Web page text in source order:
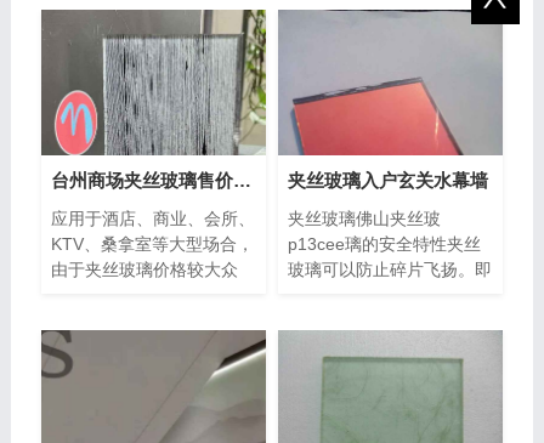
台州商场夹丝玻璃售价多少
应用于酒店、商业、会所、
KTV、桑拿室等大型场合，
由于夹丝玻璃价格较大众
夹丝玻璃入户玄关水幕墙
夹丝玻璃佛山夹丝玻
p13cee璃的安全特性夹丝
玻璃可以防止碎片飞扬。即